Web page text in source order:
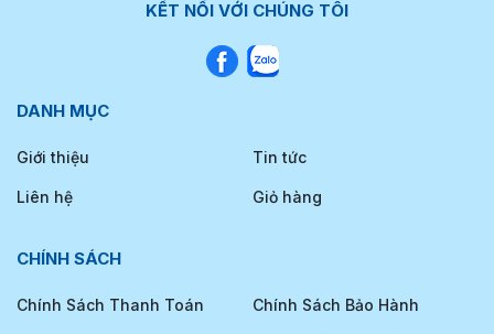
KẾT NỐI VỚI CHÚNG TÔI
DANH MỤC
Giới thiệu Tin tức
Liên hệ Giỏ hàng
CHÍNH SÁCH
Chính Sách Thanh Toán Chính Sách Bảo Hành